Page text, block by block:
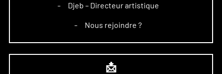
– Djeb – Directeur artistique
– Nous rejoindre ?
📩